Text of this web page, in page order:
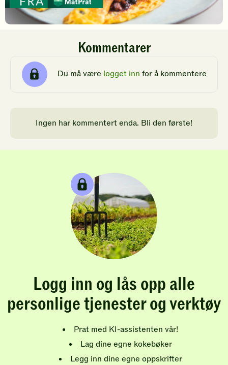
Kommentarer
Du må være logget inn for å kommentere
Ingen har kommentert enda. Bli den første!
Logg inn og lås opp alle
personlige tjenester og verktøy
Prat med KI-assistenten vår!
Lag dine egne kokebøker
Legg inn dine egne oppskrifter